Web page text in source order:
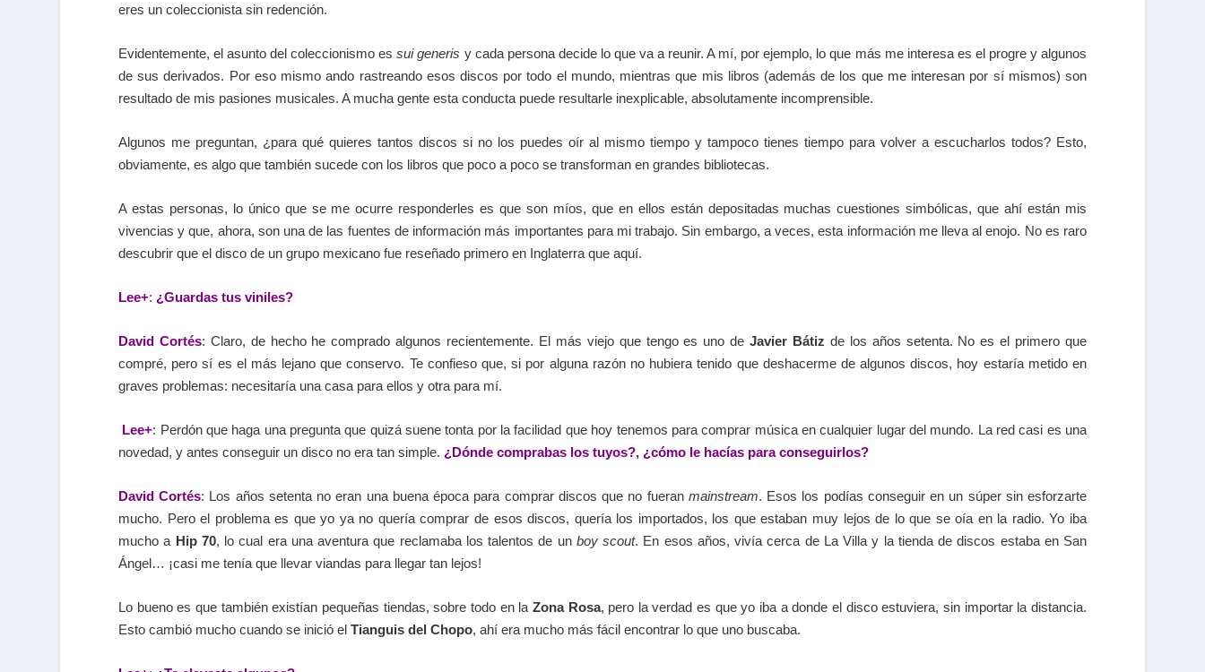
eres un coleccionista sin redención.
Evidentemente, el asunto del coleccionismo essui generis y cada persona decide lo que va a reunir. A mí, por ejemplo, lo que más me interesa es el progre y algunos
de sus derivados. Por eso mismo ando rastreando esos discos por todo el mundo, mientras que mis libros (además de los que me interesan por sí mismos) son
resultado de mis pasiones musicales. A mucha gente esta conducta puede resultarle inexplicable, absolutamente incomprensible.
Algunos me preguntan, ¿para qué quieres tantos discos si no los puedes oír al mismo tiempo y tampoco tienes tiempo para volver a escucharlos todos? Esto,
obviamente, es algo que también sucede con los libros que poco a poco se transforman en grandes bibliotecas.
A estas personas, lo único que se me ocurre responderles es que son míos, que en ellos están depositadas muchas cuestiones simbólicas, que ahí están mis
vivencias y que, ahora, son una de las fuentes de información más importantes para mi trabajo. Sin embargo, a veces, esta información me lleva al enojo. No es raro
descubrir que el disco de un grupo mexicano fue reseñado primero en Inglaterra que aquí.
Lee+: ¿Guardas tus viniles?
David Cortés: Claro, de hecho he comprado algunos recientemente. El más viejo que tengo es uno deJavier Bátiz de los años setenta. No es el primero que
compré, pero sí es el más lejano que conservo. Te confieso que, si por alguna razón no hubiera tenido que deshacerme de algunos discos, hoy estaría metido en
graves problemas: necesitaría una casa para ellos y otra para mí.
Lee+: Perdón que haga una pregunta que quizá suene tonta por la facilidad que hoy tenemos para comprar música en cualquier lugar del mundo. La red casi es una
novedad, y antes conseguir un disco no era tan simple. ¿Dónde comprabas los tuyos?, ¿cómo le hacías para conseguirlos?
David Cortés: Los años setenta no eran una buena época para comprar discos que no fueran mainstream. Esos los podías conseguir en un súper sin esforzarte
mucho. Pero el problema es que yo ya no quería comprar de esos discos, quería los importados, los que estaban muy lejos de lo que se oía en la radio. Yo iba
mucho a Hip 70, lo cual era una aventura que reclamaba los talentos de un boy scout. En esos años, vivía cerca de La Villa y la tienda de discos estaba en San
Ángel… ¡casi me tenía que llevar viandas para llegar tan lejos!
Lo bueno es que también existían pequeñas tiendas, sobre todo en la Zona Rosa, pero la verdad es que yo iba a donde el disco estuviera, sin importar la distancia.
Esto cambió mucho cuando se inició el Tianguis del Chopo, ahí era mucho más fácil encontrar lo que uno buscaba.